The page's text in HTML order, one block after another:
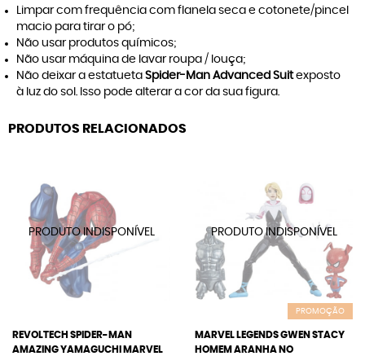
Limpar com frequência com flanela seca e cotonete/pincel
macio para tirar o pó;
Não usar produtos químicos;
Não usar máquina de lavar roupa / louça;
Não deixar a estatueta Spider-Man Advanced Suitexposto
à luz do sol. Isso pode alterar a cor da sua figura.
PRODUTOS RELACIONADOS
REVOLTECH SPIDER-MAN
AMAZING YAMAGUCHI MARVEL
PROMOÇÃO
MARVEL LEGENDS GWEN STACY
HOMEM ARANHA NO